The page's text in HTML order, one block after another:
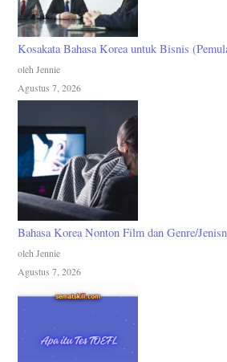
Kosakata Bahasa Korea untuk Bisnis
oleh Jennie
Agustus 7, 2026
Bahasa Korea Nonton Film dan Genre/
oleh Jennie
Agustus 7, 2026